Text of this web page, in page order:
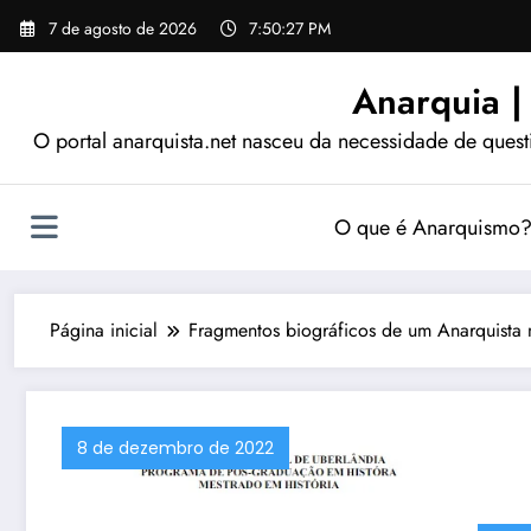
Pular
para
7 de agosto de 2026 7:50:27 PM
Anarquia
O portal anarquista.net nasceu da necessidade de
O que é Anarquismo?
Página inicial Fragmentos biográficos de um Anarquista
8 de dezembro de 2022